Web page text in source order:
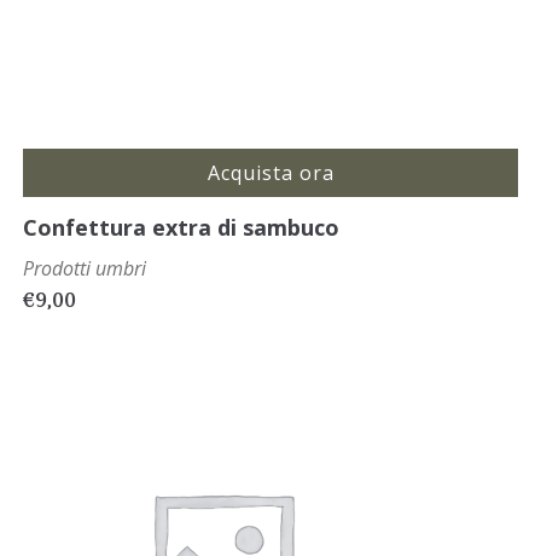
Acquista ora
Confettura extra di sambuco
Prodotti umbri
€9,00